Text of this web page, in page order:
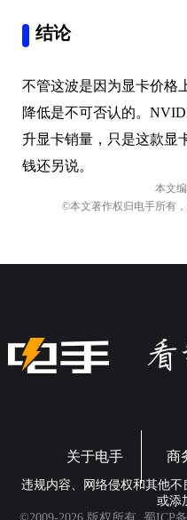
结论
不管这波是因为显卡价格
降低是不可否认的。
升显卡销量，只是这款显
钱还另说。
本文编
©本文著作权归电手所有
关于电手 商
违规内容、网络侵权和其他不
或添